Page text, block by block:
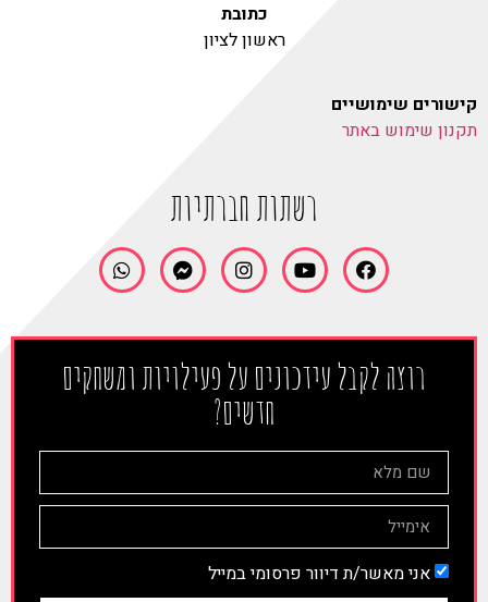
רוצה לקבל עידכונים על פעילויות ומשחקים
חדשים?
אני מאשר/ת דיוור פרסומי במייל
רשתות חברתיות
כתובת
ראשון לציון
קישורים שימושיים
תקנון שימוש באתר